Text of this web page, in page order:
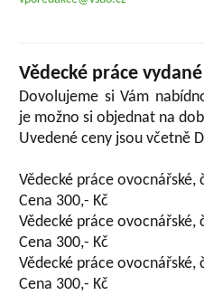
Vědecké práce
Dovolujeme si Vám
je možno si objednat na
Uvedené ceny jsou včetně
Vědecké práce ovocnářské,
Cena 300,- Kč
Vědecké práce ovocnářské,
Cena 300,- Kč
Vědecké práce ovocnářské,
Cena 300,- Kč